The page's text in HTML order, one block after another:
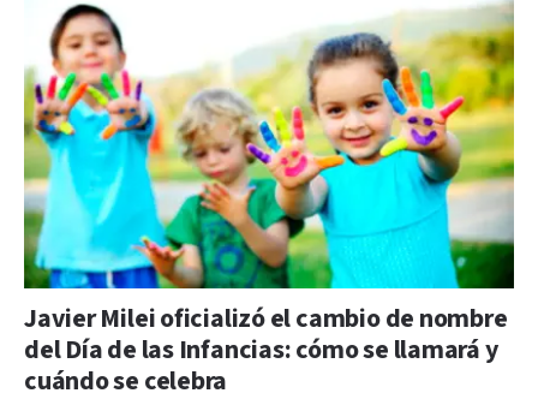
Javier Milei oficializó el cambio de nombre
del Día de las Infancias: cómo se llamará y
cuándo se celebra